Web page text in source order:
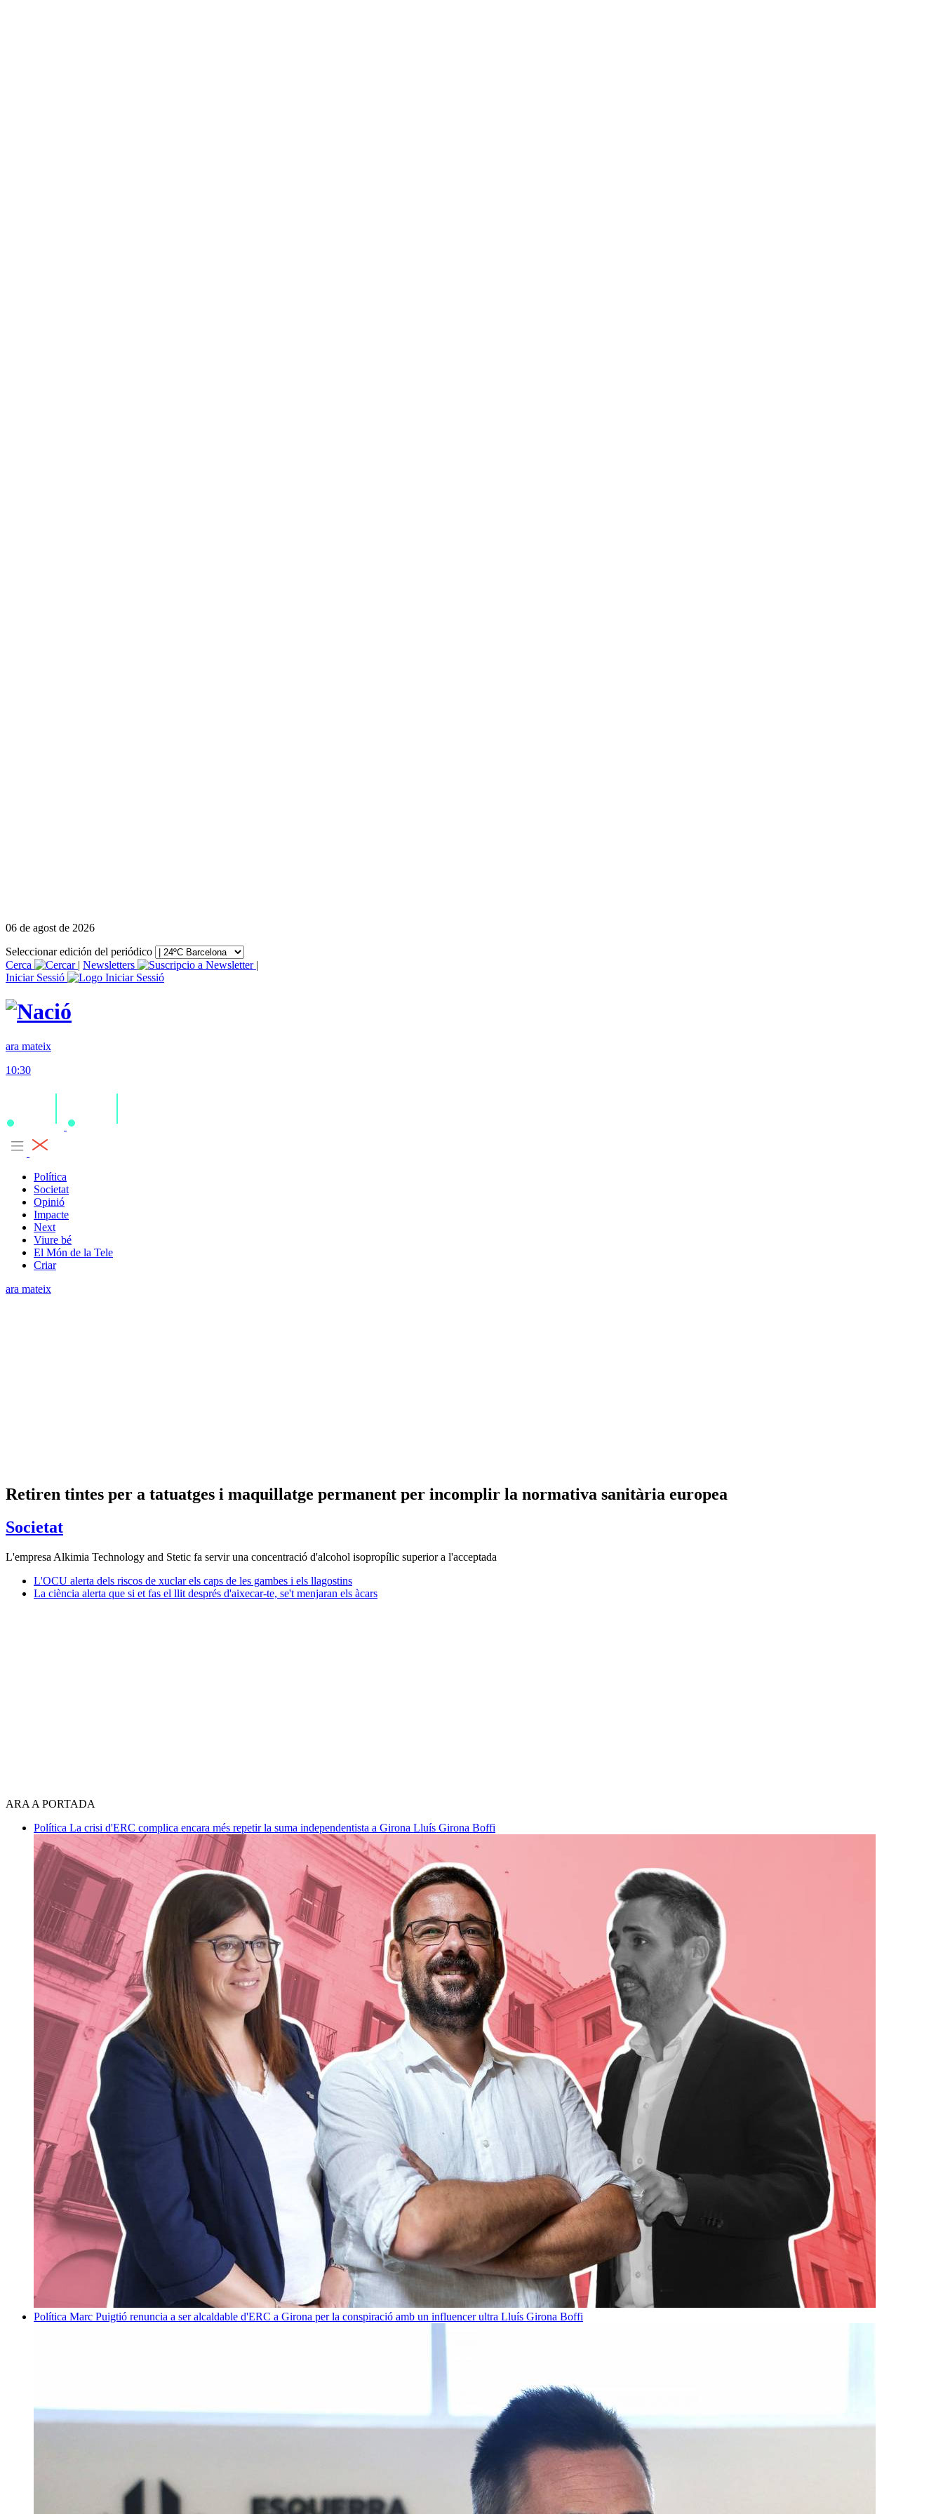
06 de agost de 2026
Seleccionar edición del periódico
Cerca
| Newsletters
|
Iniciar Sessió
ara mateix
10:30
Política
Societat
Opinió
Impacte
Next
Viure bé
El Món de la Tele
Criar
ara mateix
Retiren tintes per a tatuatges i maquillatge permanent per incomplir la normativa sanitària europea
Societat
L'empresa Alkimia Technology and Stetic fa servir una concentració d'alcohol isopropílic superior a l'acceptada
L'OCU alerta dels riscos de xuclar els caps de les gambes i els llagostins
La ciència alerta que si et fas el llit després d'aixecar-te, se't menjaran els àcars
ARA A PORTADA
Política La crisi d'ERC complica encara més repetir la suma independentista a Girona Lluís Girona Boffi
Política Marc Puigtió renuncia a ser alcaldable d'ERC a Girona per la conspiració amb un influencer ultra Lluís Girona Boffi